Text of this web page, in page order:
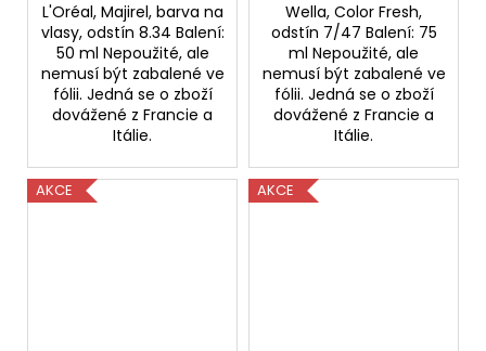
L'Oréal, Majirel, barva na
vlasy, odstín 8.34 Balení:
50 ml Nepoužité, ale
nemusí být zabalené ve
fólii. Jedná se o zboží
dovážené z Francie a
Itálie.
Wella, Color Fresh,
odstín 7/47 Balení: 75
ml Nepoužité, ale
nemusí být zabalené ve
fólii. Jedná se o zboží
dovážené z Francie a
Itálie.
AKCE AKCE